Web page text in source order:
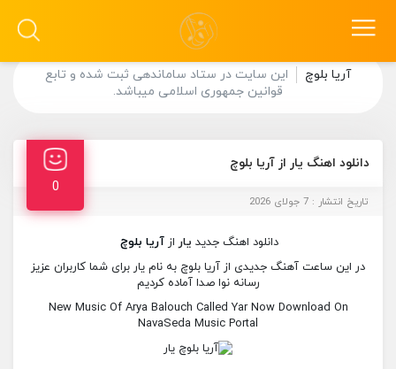
آریا بلوچ
این سایت در ستاد ساماندهی ثبت شده و تابع
قوانین جمهوری اسلامی میباشد.
دانلود اهنگ یار از آریا بلوچ
0
تاریخ انتشار : 7 جولای 2026
دانلود اهنگ جدید یار ازآریا بلوچ
در این ساعت آهنگ جدیدی از آریا بلوچ به نام یار برای شما کاربران عزیز
رسانه نوا صدا آماده کردیم
New Music Of Arya Balouch Called Yar Now Download On
NavaSeda Music Portal